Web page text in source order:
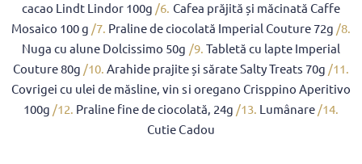
cacao Lindt Lindor 100g /6. Cafea prăjită și măcinată Caffe
Mosaico 100 g /7. Praline de ciocolată Imperial Couture 72g /8.
Nuga cu alune Dolcissimo 50g /9. Tabletă cu lapte Imperial
Couture 80g /10. Arahide prajite și sărate Salty Treats 70g /11.
Covrigei cu ulei de măsline, vin si oregano Crisppino Aperitivo
100g /12. Praline fine de ciocolată, 24g /13. Lumânare /14.
Cutie Cadou